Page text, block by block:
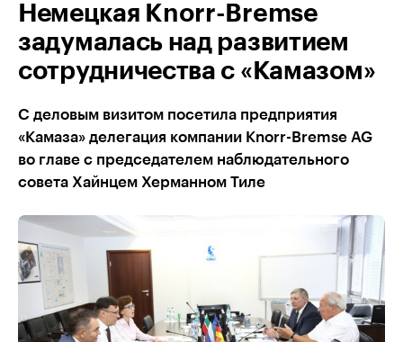
Немецкая Knorr-Bremse
задумалась над развитием
сотрудничества с «Камазом»
С деловым визитом посетила предприятия
«Камаза» делегация компании Knorr-Bremse AG
во главе с председателем наблюдательного
совета Хайнцем Херманном Тиле